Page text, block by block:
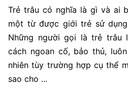
Trẻ trâu có nghĩa là gì và ai
một từ được giới trẻ sử
Những người gọi là trẻ trâu
cách ngoan cố, bảo thủ,
nhiên tùy trường hợp cụ thể
sao cho ...